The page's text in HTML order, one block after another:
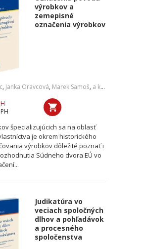
výrobkov a
zemepisné
označenia výrobkov
, Janka Oravcová, Marek Samoš, a kol.
špecializujúcich sa na oblasť
je okrem historického
výrobkov dôležité poznať i
Súdneho dvora EÚ vo
Judikatúra vo
veciach spoločných
dlhov a pohľadávok
a procesného
spoločenstva